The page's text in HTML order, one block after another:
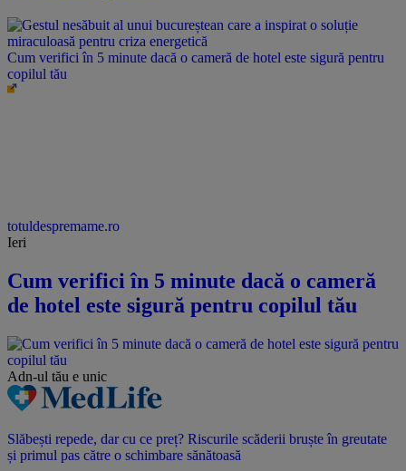
Cum verifici în 5 minute dacă o cameră de hotel este sigură pentru
copilul tău
totuldespremame.ro
Ieri
Cum verifici în 5 minute dacă o cameră
de hotel este sigură pentru copilul tău
Adn-ul tău e unic
Slăbești repede, dar cu ce preț? Riscurile scăderii bruște în greutate
și primul pas către o schimbare sănătoasă